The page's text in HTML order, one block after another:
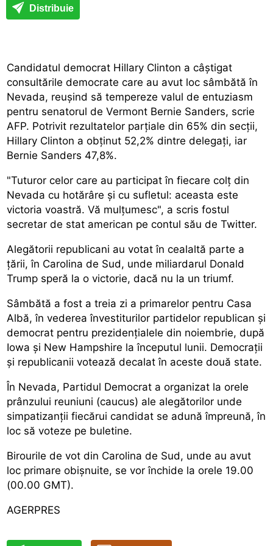
Distribuie
Candidatul democrat Hillary Clinton a câștigat
consultările democrate care au avut loc sâmbătă în
Nevada, reușind să tempereze valul de entuziasm
pentru senatorul de Vermont Bernie Sanders, scrie
AFP. Potrivit rezultatelor parțiale din 65% din secții,
Hillary Clinton a obținut 52,2% dintre delegați, iar
Bernie Sanders 47,8%.
"Tuturor celor care au participat în fiecare colț din
Nevada cu hotărâre și cu sufletul: aceasta este
victoria voastră. Vă mulțumesc", a scris fostul
secretar de stat american pe contul său de Twitter.
Alegătorii republicani au votat în cealaltă parte a
țării, în Carolina de Sud, unde miliardarul Donald
Trump speră la o victorie, dacă nu la un triumf.
Sâmbătă a fost a treia zi a primarelor pentru Casa
Albă, în vederea învestiturilor partidelor republican și
democrat pentru prezidențialele din noiembrie, după
Iowa și New Hampshire la începutul lunii. Democrații
și republicanii votează decalat în aceste două state.
În Nevada, Partidul Democrat a organizat la orele
prânzului reuniuni (caucus) ale alegătorilor unde
simpatizanții fiecărui candidat se adună împreună, în
loc să voteze pe buletine.
Birourile de vot din Carolina de Sud, unde au avut
loc primare obișnuite, se vor închide la orele 19.00
(00.00 GMT).
AGERPRES